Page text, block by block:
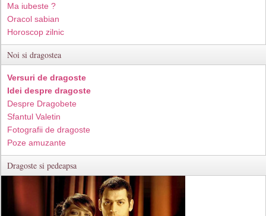
Ma iubeste ?
Oracol sabian
Horoscop zilnic
Noi si dragostea
Versuri de dragoste
Idei despre dragoste
Despre Dragobete
Sfantul Valetin
Fotografii de dragoste
Poze amuzante
Dragoste si pedeapsa